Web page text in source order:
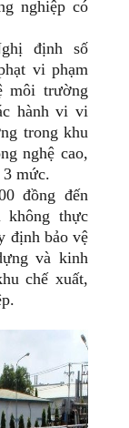
nghiệp có
định số
vi phạm
môi trường
hành vi vi
trong khu
nghệ cao,
3 mức.
đồng đến
không thực
định bảo vệ
và kinh
chế xuất,